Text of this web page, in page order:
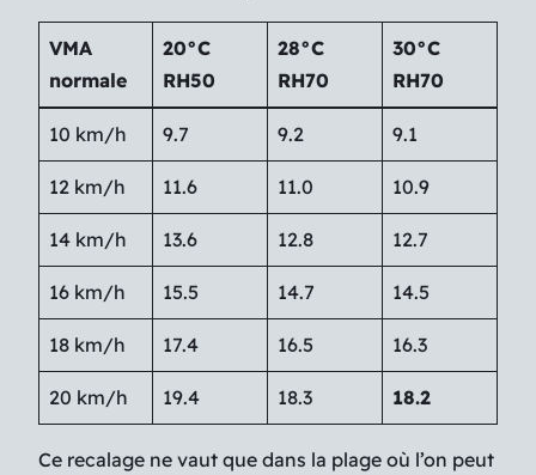
VMA
normale
20°C
RH50
28°C
RH70
30°C
RH70
10 km/h 9.7 9.2 9.1
12 km/h 11.6 11.0 10.9
14 km/h 13.6 12.8 12.7
16 km/h 15.5 14.7 14.5
18 km/h 17.4 16.5 16.3
20 km/h 19.4 18.3 18.2
Ce recalage ne vaut que dans la plage où l’on peut